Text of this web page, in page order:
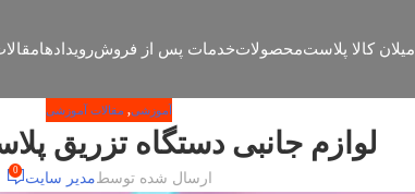
میلان کالا پلاستمحصولاتخدمات پس از فروشرویدادها
آموزشی, مقالات آموزشی
لوازم جانبی دستگاه تزریق
ارسال شده توسطمدیر سایت 0